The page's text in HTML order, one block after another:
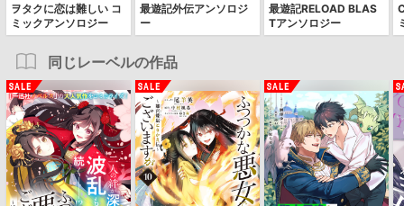
ヲタクに恋は難しい コ
ミックアンソロジー
最遊記外伝アンソロジ
ー
最遊記RELOAD BLAS
Tアンソロジー
同じレーベルの作品